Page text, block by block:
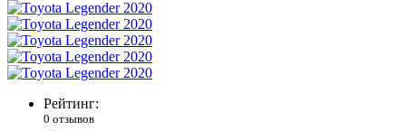
Рейтинг:
0 отзывов